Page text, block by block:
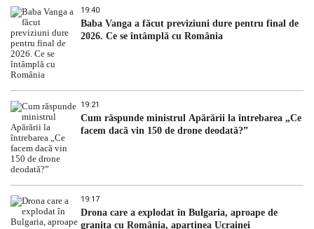
19:40
Baba Vanga a făcut previziuni dure pentru final de
2026. Ce se întâmplă cu România
19:21
Cum răspunde ministrul Apărării la întrebarea „Ce
facem dacă vin 150 de drone deodată?”
19:17
Drona care a explodat în Bulgaria, aproape de
granița cu România, aparținea Ucrainei